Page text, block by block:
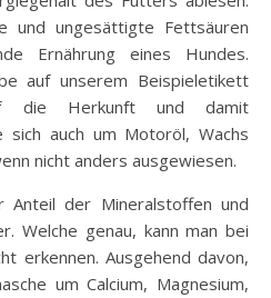
und ungesättigte Fettsäuren
Ernährung eines Hundes.
auf unserem Beispieletikett
die Herkunft und damit
sich auch um Motoröl, Wachs
nicht anders ausgewiesen.
der Mineralstoffen und
Welche genau, kann man bei
erkennen. Ausgehend davon,
um Calcium, Magnesium,